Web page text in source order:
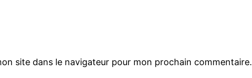
site dans le navigateur pour mon prochain commentaire.